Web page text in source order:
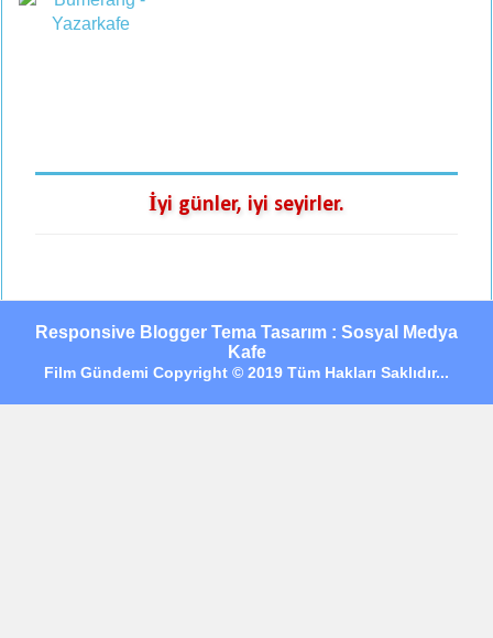
İyi günler, iyi seyirler.
Responsive Blogger Tema Tasarım : Sosyal Medya
Kafe
Film Gündemi Copyright © 2019 Tüm Hakları Saklıdır...